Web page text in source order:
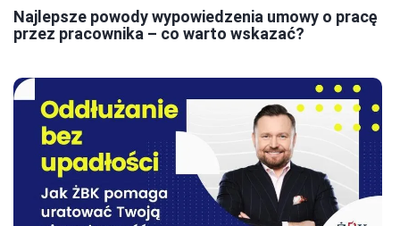
Najlepsze powody wypowiedzenia umowy o pracę
przez pracownika – co warto wskazać?